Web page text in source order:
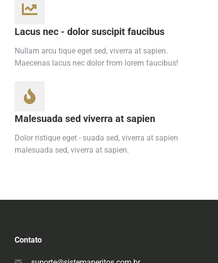
Lacus nec - dolor suscipit faucibus
Nullam arcu tique eget sed, viverra at sapien.
Maecenas lacus nec dolor from lorem faucibus!
Malesuada sed viverra at sapien
Dolor ristique eget - suada sed, viverra at sapien
malesuada sed, viverra at sapien.
Contato